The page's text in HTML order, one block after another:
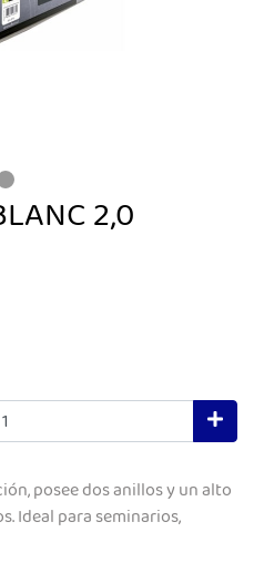
2,0
posee dos anillos y un alto
Ideal para seminarios,